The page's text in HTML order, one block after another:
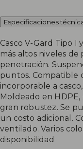
Especificaciones
Casco V-Gard Tipo I
más altos niveles
penetración.
puntos. Compatible
incorporable a
Moldeado en
gran robustez. Se
un costo adicional.
ventilado. Varios
disponibilidad